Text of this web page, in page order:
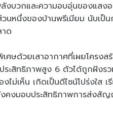
งบวกและความอบอุ่นของแสง
นหนึ่งของบ้านพรีเมียม นับเป็
ด
ศษด้วยเสาอากาศที่เผยโครง
ะสิทธิภาพสูง 6 ตัวได้ถูกฝังร
ม่เห็น เกิดเป็นดีไซน์โปร่งใส
คงมอบประสิทธิภาพการส่ง